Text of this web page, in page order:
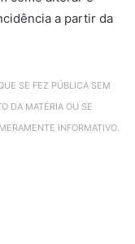
a partir da
SE FEZ PÚBLICA SEM
DA MATÉRIA OU SE
INFORMATIVO.